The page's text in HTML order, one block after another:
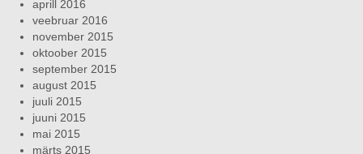
aprill 2016
veebruar 2016
november 2015
oktoober 2015
september 2015
august 2015
juuli 2015
juuni 2015
mai 2015
märts 2015